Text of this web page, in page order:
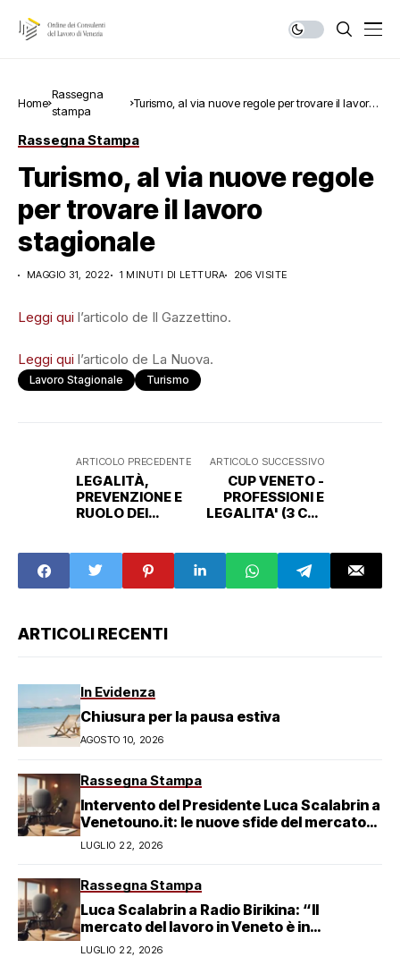
Home
Rassegna
stampa
Turismo, al via nuove regole per trovare il lavoro
Rassegna Stampa
Turismo, al via nuove regole
per trovare il lavoro
stagionale
MAGGIO 31, 2022 1 MINUTI DI LETTURA 206 VISITE
Leggi qui l’articolo de Il Gazzettino.
Leggi qui l’articolo de La Nuova.
Lavoro Stagionale Turismo
ARTICOLO PRECEDENTE
LEGALITÀ,
PREVENZIONE E
RUOLO DEI
MAGGIO EVENTO
DEL CUP VENETO
A VENEZIA
ARTICOLO SUCCESSIVO
CUP VENETO -
PROFESSIONI E
LEGALITA' (3 CFP
ARTICOLI RECENTI
In Evidenza
Chiusura per la pausa estiva
AGOSTO 10, 2026
Rassegna Stampa
Intervento del Presidente Luca Scalabrin a
Venetouno.it: le nuove sfide del mercato
del lavoro veneziano
LUGLIO 22, 2026
Rassegna Stampa
Luca Scalabrin a Radio Birikina: “Il
mercato del lavoro in Veneto è in
trasformazione”
LUGLIO 22, 2026